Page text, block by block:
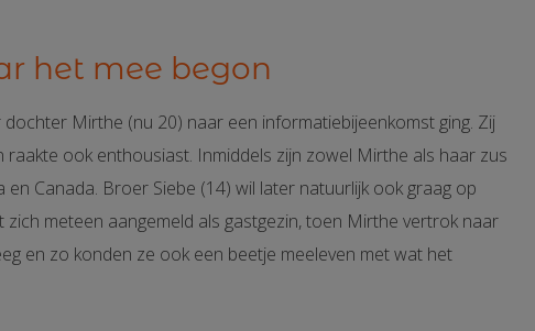
het mee begon
Mirthe (nu 20) naar een informatiebijeenkomst ging. Zij
ook enthousiast. Inmiddels zijn zowel Mirthe als haar zus
Canada. Broer Siebe (14) wil later natuurlijk ook graag op
meteen aangemeld als gastgezin, toen Mirthe vertrok naar
en zo konden ze ook een beetje meeleven met wat het